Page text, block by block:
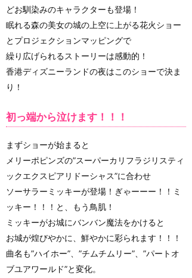
どお馴染みのキャラクターも登場！
眠れる森の美女の城の上空に上がる花火ショー
とプロジェクションマッピングで
繰り広げられるストーリーは感動的！
香港ディズニーランドの夜はこのショーで決ま
り！
初っ端から泣けます！！！
まずショーが始まると
メリーポピンズの”スーパーカリフラジリスティ
ックエクスピアリドーシャス”に合わせ
ソーサラーミッキーが登場！ぎゃーーー！！ミ
ッキー！！！と、もう鳥肌！
ミッキーがお城にバンバン魔法をかけると
お城が煌びやかに、鮮やかに彩られます！！！
曲名も”ハイホー”、”チムチムリー”、”パートオ
ブユアワールド”と変化。